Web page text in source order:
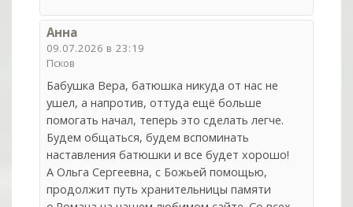
Анна
09.07.2026 в 23:19
Псков
Бабушка Вера, батюшка никуда от нас не
ушел, а напротив, оттуда ещё больше
помогать начал, теперь это сделать легче.
Будем общаться, будем вспоминать
наставления батюшки и все будет хорошо!
А Ольга Сергеевна, с Божьей помощью,
продолжит путь хранительницы памяти